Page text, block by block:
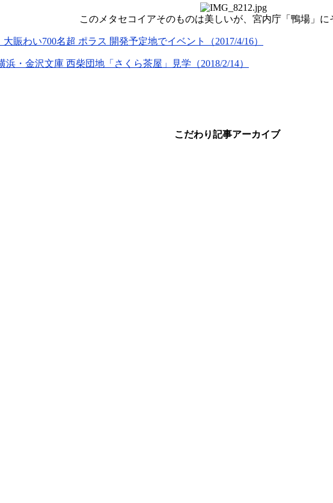
このメタセコイアそのものは美しいが、宮内庁「鴨場」
賑わい700名超 ポラス 開発予定地でイベント（2017/4/16）
・金沢文庫 西柴団地「さくら茶屋」見学（2018/2/14）
こだわり記事アーカイブ